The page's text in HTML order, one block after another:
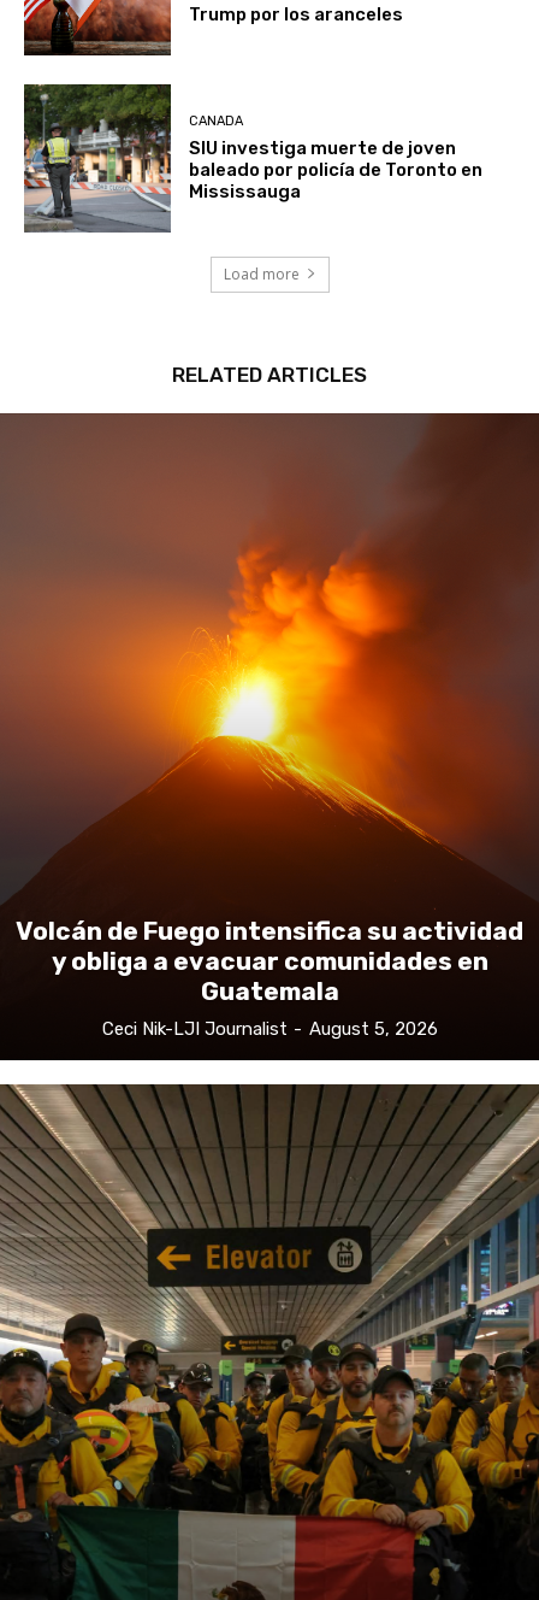
canadiense tras nuevas críticas de
Trump por los aranceles
SIU investiga muerte de joven
baleado por policía de Toronto en
Mississauga
Load more
RELATED ARTICLES
Volcán de Fuego intensifica su actividad
y obliga a evacuar comunidades en
Guatemala
August 5, 2026